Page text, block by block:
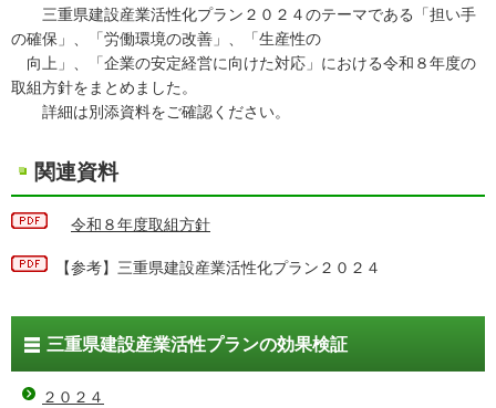
三重県建設産業活性化プラン２０２４のテーマである「担い手
の確保」、「労働環境の改善」、「生産性の
向上」、「企業の安定経営に向けた対応」における令和８年度の
取組方針をまとめました。
詳細は別添資料をご確認ください。
関連資料
令和８年度取組方針
【参考】三重県建設産業活性化プラン２０２４
三重県建設産業活性プランの効果検証
２０２４